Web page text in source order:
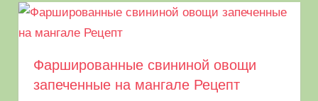
Фаршированные свининой овощи
запеченные на мангале Рецепт